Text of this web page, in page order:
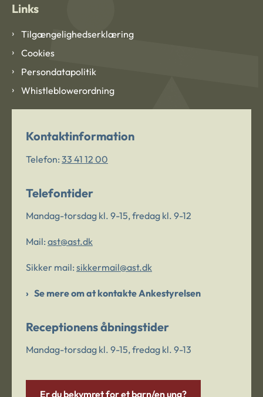
Links
Tilgængelighedserklæring
Cookies
Persondatapolitik
Whistleblowerordning
Kontaktinformation
Telefon: 33 41 12 00
Telefontider
Mandag-torsdag kl. 9-15, fredag kl. 9-12
Mail: ast@ast.dk
Sikker mail: sikkermail@ast.dk
Se mere om at kontakte Ankestyrelsen
Receptionens åbningstider
Mandag-torsdag kl. 9-15, fredag kl. 9-13
Er du bekymret for et barn/en ung?